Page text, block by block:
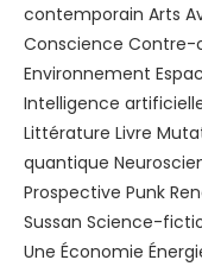
contemporain Arts
Conscience Contre-
Environnement
Intelligence
Littérature Livre
quantique
Prospective Punk
Sussan Science-
Une Économie